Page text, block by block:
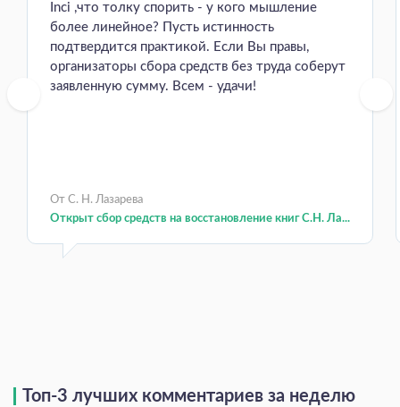
Inci ,что толку спорить - у кого мышление
более линейное? Пусть истинность
подтвердится практикой. Если Вы правы,
организаторы сбора средств без труда соберут
заявленную сумму. Всем - удачи!
От С. Н. Лазарева
Открыт сбор средств на восстановление книг С.Н. Ла...
Топ-3 лучших комментариев за неделю